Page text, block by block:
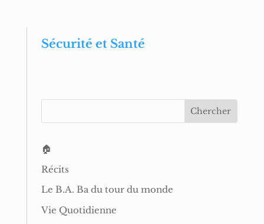
Sécurité et Santé
🏠
Récits
Le B.A. Ba du tour du monde
Vie Quotidienne